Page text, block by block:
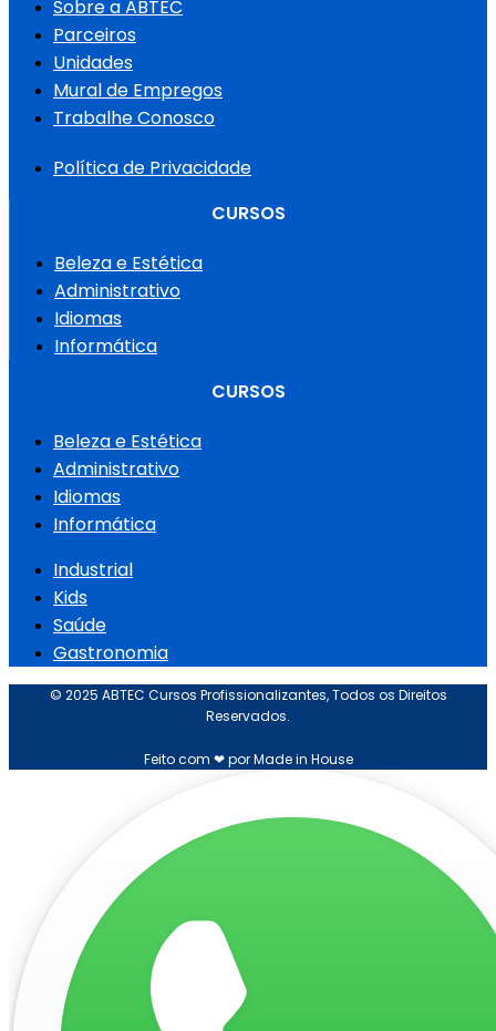
Sobre a ABTEC
Parceiros
Unidades
Mural de Empregos
Trabalhe Conosco
Política de Privacidade
CURSOS
Beleza e Estética
Administrativo
Idiomas
Informática
CURSOS
Beleza e Estética
Administrativo
Idiomas
Informática
Industrial
Kids
Saúde
Gastronomia
© 2025 ABTEC Cursos Profissionalizantes, Todos os Direitos
Reservados.
Feito com ❤ por Made in House